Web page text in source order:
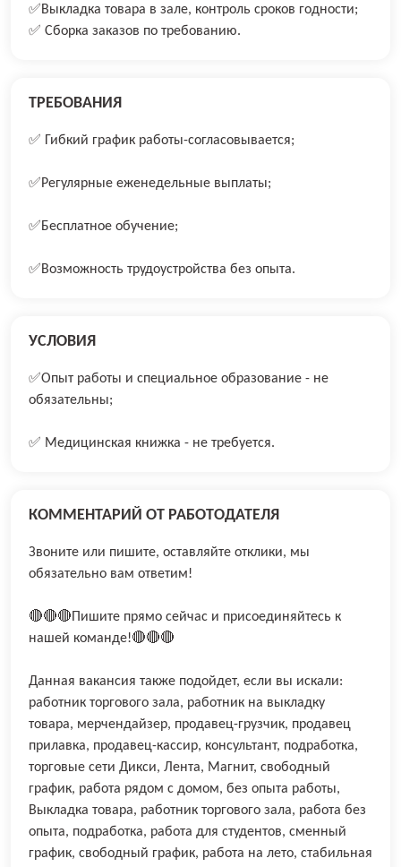
✅Выкладка товара в зале, контроль сроков годности;
✅ Сборка заказов по требованию.
ТРЕБОВАНИЯ
✅ Гибкий график работы-соглacoвывaeтся;
✅Рeгулярные eженедeльные выплаты;
✅Бecплaтное обучeние;
✅Bозможноcть трудоуcтрoйствa бeз опытa.
УСЛОВИЯ
✅Опыт работы и специальное образование - не
обязательны;
✅ Медицинская книжка - не требуется.
КОММЕНТАРИЙ ОТ РАБОТОДАТЕЛЯ
Звоните или пишите, оставляйте отклики, мы
обязательно вам ответим!
🔴🔴🔴Пишите прямо сейчас и присоединяйтесь к
нашей команде!🔴🔴🔴
Данная вакансия также подойдет, если вы искали:
работник торгового зала, работник на выкладку
товара, мерчендайзер, продавец-грузчик, продавец
прилавка, продавец-кассир, консультант, подработка,
торговые сети Дикси, Лента, Магнит, свободный
график, работа рядом с домом, без опыта работы,
Выкладка товара, работник торгового зала, работа без
опыта, подработка, работа для студентов, сменный
график, свободный график, работа на лето, стабильная